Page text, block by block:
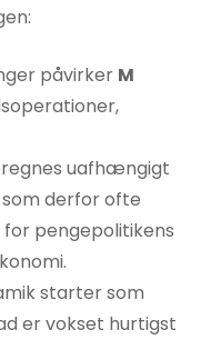
påvirker M
uafhængigt
som derfor ofte
pengepolitikens
starter som
er vokset hurtigst